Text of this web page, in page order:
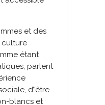
et des
culture
étant
parlent
d’’être
blancs et